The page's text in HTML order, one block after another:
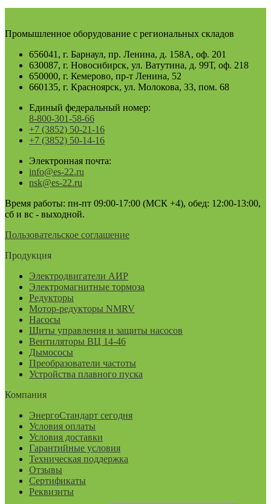
Промышленное оборудование с региональных складов
656041, г. Барнаул, пр. Ленина, д. 158А, оф. 201
630087, г. Новосибирск, ул. Ватутина, д. 99Т, оф. 218
650000, г. Кемерово, пр-т Ленина, 52
660135, г. Красноярск, ул. Молокова, 33, пом. 68
Единый федеральный номер:
8-800-301-58-66
+7 (3852) 50-21-16
+7 (3852) 50-14-16
Электронная почта:
info@es-22.ru
nsk@es-22.ru
Время работы: пн-пт 09:00-17:00 (МСК +4), обед: 12:00-13:00,
сб и вс - выходной.
Пользовательское соглашение
Продукция
Электродвигатели АИР
Электромагнитные тормоза
Редукторы
Мотор-редукторы NMRV
Насосы
Щиты управления и защиты насосов
Вентиляторы ВЦ 14-46
Дымососы
Преобразователи частоты
Устройства плавного пуска
Компания
ЭнергоСтандарт сегодня
Условия оплаты
Условия доставки
Гарантийные условия
Техническая поддержка
Отзывы
Сертификаты
Реквизиты